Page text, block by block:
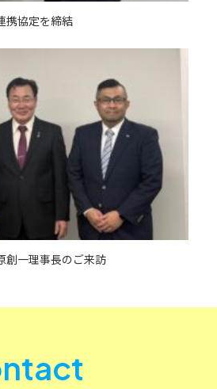
携協定を締結
一理事長のご来訪